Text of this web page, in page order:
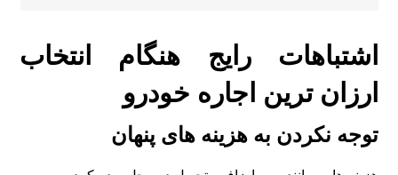
اشتباهات رایج هنگام انتخاب
ارزان ترین اجاره خودرو
توجه نکردن به هزینه های پنهان